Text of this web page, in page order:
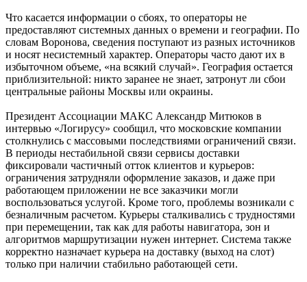
Что касается информации о сбоях, то операторы не
предоставляют системных данных о времени и географии. По
словам Воронова, сведения поступают из разных источников
и носят несистемный характер. Операторы часто дают их в
избыточном объеме, «на всякий случай». География остается
приблизительной: никто заранее не знает, затронут ли сбои
центральные районы Москвы или окраины.
Президент Ассоциации МАКС Александр Митюков в
интервью «Логирусу» сообщил, что московские компании
столкнулись с массовыми последствиями ограничений связи.
В периоды нестабильной связи сервисы доставки
фиксировали частичный отток клиентов и курьеров:
ограничения затрудняли оформление заказов, и даже при
работающем приложении не все заказчики могли
воспользоваться услугой. Кроме того, проблемы возникали с
безналичным расчетом. Курьеры сталкивались с трудностями
при перемещении, так как для работы навигатора, зон и
алгоритмов маршрутизации нужен интернет. Система также
корректно назначает курьера на доставку (выход на слот)
только при наличии стабильно работающей сети.